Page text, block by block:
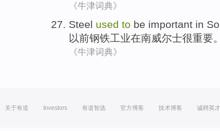
《牛津词典》
Steel used to be important in
以前钢铁工业在南威尔士很重要
《牛津词典》
关于有道 Investors 有道智选 官方博客 技术博客 诚聘英才